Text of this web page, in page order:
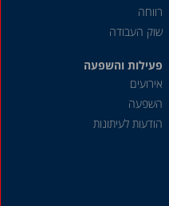
רווחה
שוק העבודה
פעילות והשפעה
אירועים
השפעה
הודעות לעיתונות